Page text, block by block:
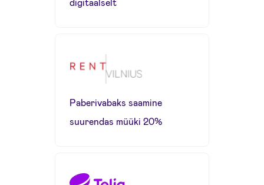
Paberivabaks saamine
suurendas müüki 20%